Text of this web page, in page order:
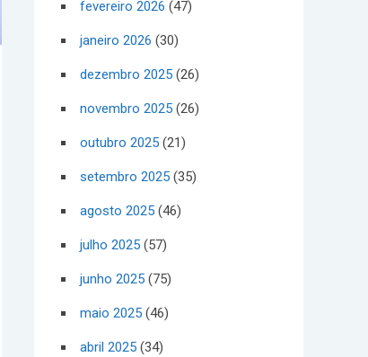
fevereiro 2026 (47)
janeiro 2026 (30)
dezembro 2025 (26)
novembro 2025 (26)
outubro 2025 (21)
setembro 2025 (35)
agosto 2025 (46)
julho 2025 (57)
junho 2025 (75)
maio 2025 (46)
abril 2025 (34)